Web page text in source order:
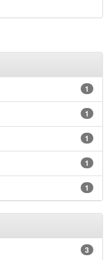
1
1
1
1
1
3